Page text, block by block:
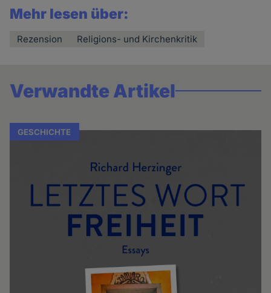
Mehr lesen über:
Rezension Religions- und Kirchenkritik
Verwandte Artikel
GESCHICHTE